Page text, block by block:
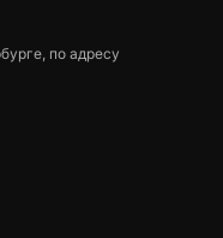
по адресу